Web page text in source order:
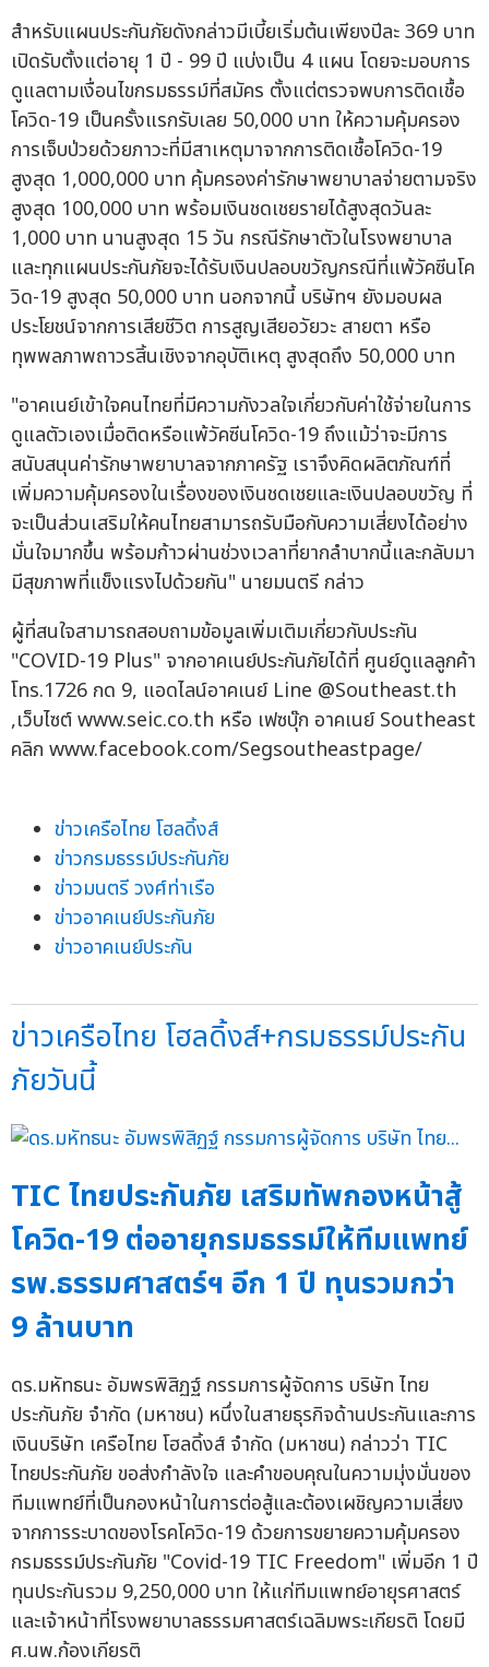
สำหรับแผนประกันภัยดังกล่าวมีเบี้ยเริ่มต้นเพียงปีละ 369 บาท
เปิดรับตั้งแต่อายุ 1 ปี - 99 ปี แบ่งเป็น 4 แผน โดยจะมอบการ
ดูแลตามเงื่อนไขกรมธรรม์ที่สมัคร ตั้งแต่ตรวจพบการติดเชื้อ
โควิด-19 เป็นครั้งแรกรับเลย 50,000 บาท ให้ความคุ้มครอง
การเจ็บป่วยด้วยภาวะที่มีสาเหตุมาจากการติดเชื้อโควิด-19
สูงสุด 1,000,000 บาท คุ้มครองค่ารักษาพยาบาลจ่ายตามจริง
สูงสุด 100,000 บาท พร้อมเงินชดเชยรายได้สูงสุดวันละ
1,000 บาท นานสูงสุด 15 วัน กรณีรักษาตัวในโรงพยาบาล
และทุกแผนประกันภัยจะได้รับเงินปลอบขวัญกรณีที่แพ้วัคซีนโค
วิด-19 สูงสุด 50,000 บาท นอกจากนี้ บริษัทฯ ยังมอบผล
ประโยชน์จากการเสียชีวิต การสูญเสียอวัยวะ สายตา หรือ
ทุพพลภาพถาวรสิ้นเชิงจากอุบัติเหตุ สูงสุดถึง 50,000 บาท
"อาคเนย์เข้าใจคนไทยที่มีความกังวลใจเกี่ยวกับค่าใช้จ่ายในการ
ดูแลตัวเองเมื่อติดหรือแพ้วัคซีนโควิด-19 ถึงแม้ว่าจะมีการ
สนับสนุนค่ารักษาพยาบาลจากภาครัฐ เราจึงคิดผลิตภัณฑ์ที่
เพิ่มความคุ้มครองในเรื่องของเงินชดเชยและเงินปลอบขวัญ ที่
จะเป็นส่วนเสริมให้คนไทยสามารถรับมือกับความเสี่ยงได้อย่าง
มั่นใจมากขึ้น พร้อมก้าวผ่านช่วงเวลาที่ยากลำบากนี้และกลับมา
มีสุขภาพที่แข็งแรงไปด้วยกัน" นายมนตรี กล่าว
ผู้ที่สนใจสามารถสอบถามข้อมูลเพิ่มเติมเกี่ยวกับประกัน
"COVID-19 Plus" จากอาคเนย์ประกันภัยได้ที่ ศูนย์ดูแลลูกค้า
โทร.1726 กด 9, แอดไลน์อาคเนย์ Line @Southeast.th
,เว็บไซต์ www.seic.co.th หรือ เฟซบุ๊ก อาคเนย์ Southeast
คลิก www.facebook.com/Segsoutheastpage/
ข่าวเครือไทย โฮลดิ้งส์
ข่าวกรมธรรม์ประกันภัย
ข่าวมนตรี วงศ์ท่าเรือ
ข่าวอาคเนย์ประกันภัย
ข่าวอาคเนย์ประกัน
ข่าวเครือไทย โฮลดิ้งส์+กรมธรรม์ประกัน
ภัยวันนี้
TIC ไทยประกันภัย เสริมทัพกองหน้าสู้
โควิด-19 ต่ออายุกรมธรรม์ให้ทีมแพทย์
รพ.ธรรมศาสตร์ฯ อีก 1 ปี ทุนรวมกว่า
9 ล้านบาท
ดร.มหัทธนะ อัมพรพิสิฏฐ์ กรรมการผู้จัดการ บริษัท ไทย
ประกันภัย จำกัด (มหาชน) หนึ่งในสายธุรกิจด้านประกันและการ
เงินบริษัท เครือไทย โฮลดิ้งส์ จำกัด (มหาชน) กล่าวว่า TIC
ไทยประกันภัย ขอส่งกำลังใจ และคำขอบคุณในความมุ่งมั่นของ
ทีมแพทย์ที่เป็นกองหน้าในการต่อสู้และต้องเผชิญความเสี่ยง
จากการระบาดของโรคโควิด-19 ด้วยการขยายความคุ้มครอง
กรมธรรม์ประกันภัย "Covid-19 TIC Freedom" เพิ่มอีก 1 ปี
ทุนประกันรวม 9,250,000 บาท ให้แก่ทีมแพทย์อายุรศาสตร์
และเจ้าหน้าที่โรงพยาบาลธรรมศาสตร์เฉลิมพระเกียรติ โดยมี
ศ.นพ.ก้องเกียรติ